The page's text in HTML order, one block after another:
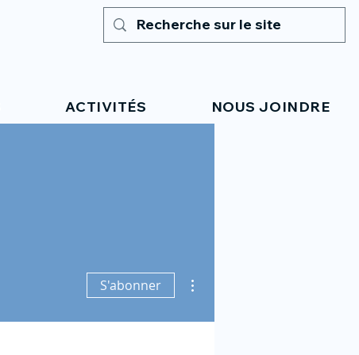
ACTIVITÉS NOUS JOINDRE
S'abonner